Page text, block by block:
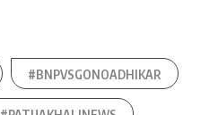
#BNPVSGONOADHIKAR